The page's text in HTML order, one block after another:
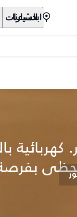
السيارات
ابحث عنا
بفرصة